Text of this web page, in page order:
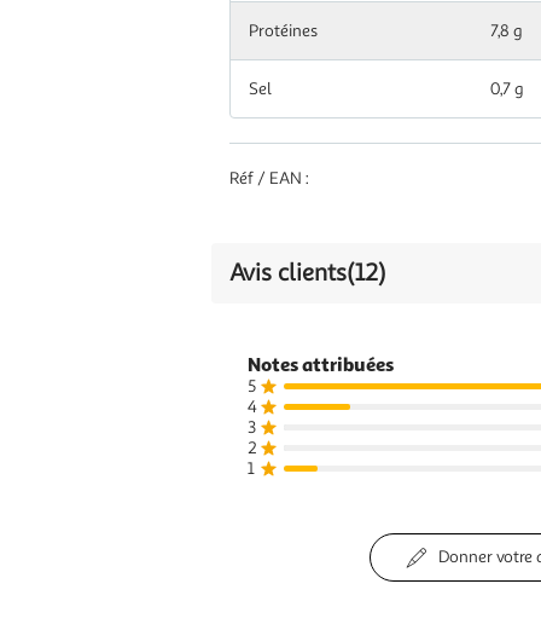
Protéines 7,8 g
Sel 0,7 g
Glucides
dont Sucres
alimentaires
Réf / EAN :
Avis clients(12)
Notes attribuées
5
4
3
2
1
Donner votre